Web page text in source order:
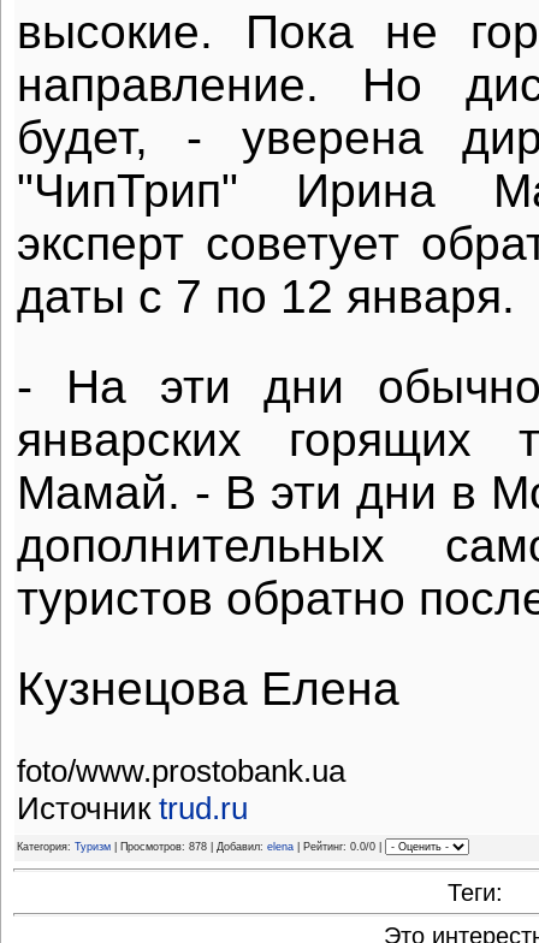
высокие. Пока не
направление. Но
будет, - уверена
"ЧипТрип" Ирина
эксперт советует
даты с 7 по 12 января.
- На эти дни обычно
январских горящих
Мамай. - В эти дни в
дополнительных
туристов обратно
Кузнецова Елена
foto/www.prostobank.ua
Источник trud.ru
Категория: Туризм | Просмотров: 878 | Добавил: elena | Рейтинг: 0.0/0 |
Теги:
Это